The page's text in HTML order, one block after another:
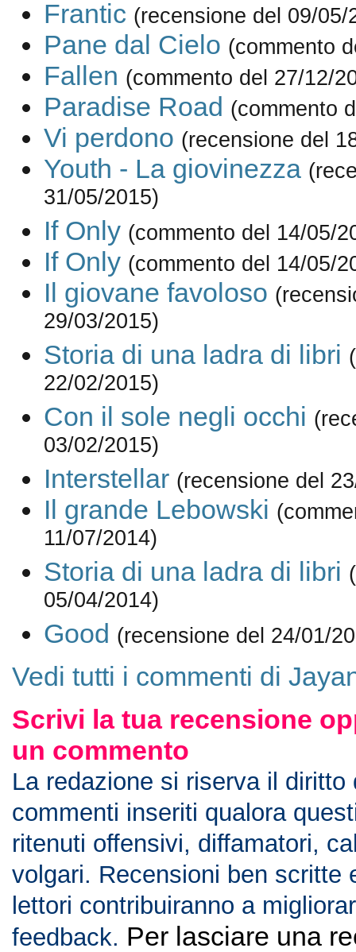
Frantic (recensione del 09/05/
Pane dal Cielo (commento
Fallen (commento del 27/12/
Paradise Road (commento
Vi perdono (recensione del
Youth - La giovinezza
31/05/2015)
If Only (commento del 14/05/
If Only (commento del 14/05/
Il giovane favoloso
29/03/2015)
Storia di una ladra di libri
22/02/2015)
Con il sole negli occhi
03/02/2015)
Interstellar (recensione del
Il grande Lebowski
11/07/2014)
Storia di una ladra di libri
05/04/2014)
Good (recensione del 24/01/
Vedi tutti i commenti di
Scrivi la tua recensione
un commento
La redazione si riserva il diritto
commenti inseriti qualora
ritenuti offensivi, diffamatori,
volgari. Recensioni ben scritte
lettori contribuiranno a
feedback. Per lasciare una